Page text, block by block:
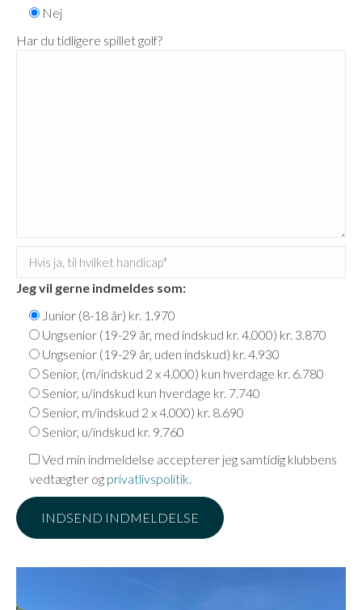
Nej
Har du tidligere spillet golf?
Jeg vil gerne indmeldes som:
Junior (8-18 år) kr. 1.970
Ungsenior (19-29 år, med indskud kr. 4.000) kr. 3.870
Ungsenior (19-29 år, uden indskud) kr. 4.930
Senior, (m/indskud 2 x 4.000) kun hverdage kr. 6.780
Senior, u/indskud kun hverdage kr. 7.740
Senior, m/indskud 2 x 4.000) kr. 8.690
Senior, u/indskud kr. 9.760
Ved min indmeldelse accepterer jeg samtidig klubbens
vedtægter og privatlivspolitik.